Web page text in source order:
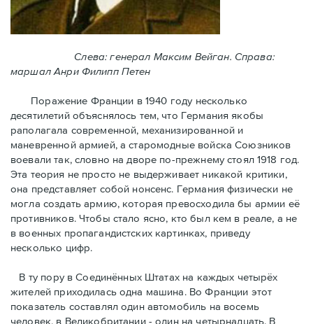
Слева: генерал Максим Вейган. Справа:
маршал Анри Филипп Петен
Поражение Франции в 1940 году несколько
десятилетий объяснялось тем, что Германия якобы
раполагала современной, механизированной и
маневренной армией, а старомодные войска Союзников
воевали так, словно на дворе по-прежнему стоял 1918 год.
Эта теория не просто не выдерживает никакой критики,
она представляет собой нонсенс. Германия физически не
могла создать армию, которая превосходила бы армии её
противников. Чтобы стало ясно, кто был кем в реале, а не
в военных пропагандистских картинках, приведу
несколько цифр.
В ту пору в Соединённых Штатах на каждых четырёх
жителей приходилась одна машина. Во Франции этот
показатель составлял один автомобиль на восемь
человек, в Великобритании - один на четырнадцать. В